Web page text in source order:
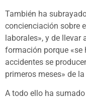
También ha
concienciación sobre
laborales», y de llevar
formación porque «se
accidentes se
primeros meses» de
A todo ello ha